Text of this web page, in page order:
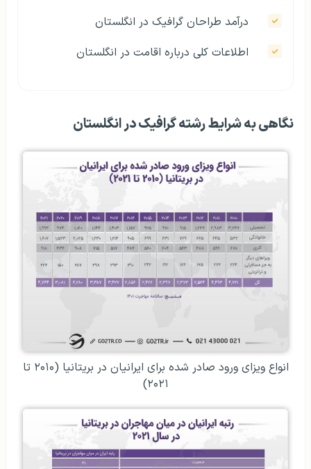
درآمد طراحان گرافیک در انگلستان
اطلاعات کلی درباره‌ اقامت در انگلستان
نگاهی به شرایط رشته گرافیک در انگلستان
انواع ویزای ورود صادر شده برای ایرانیان در بریتانیا (۲۰۱۰ تا
۲۰۲۱)